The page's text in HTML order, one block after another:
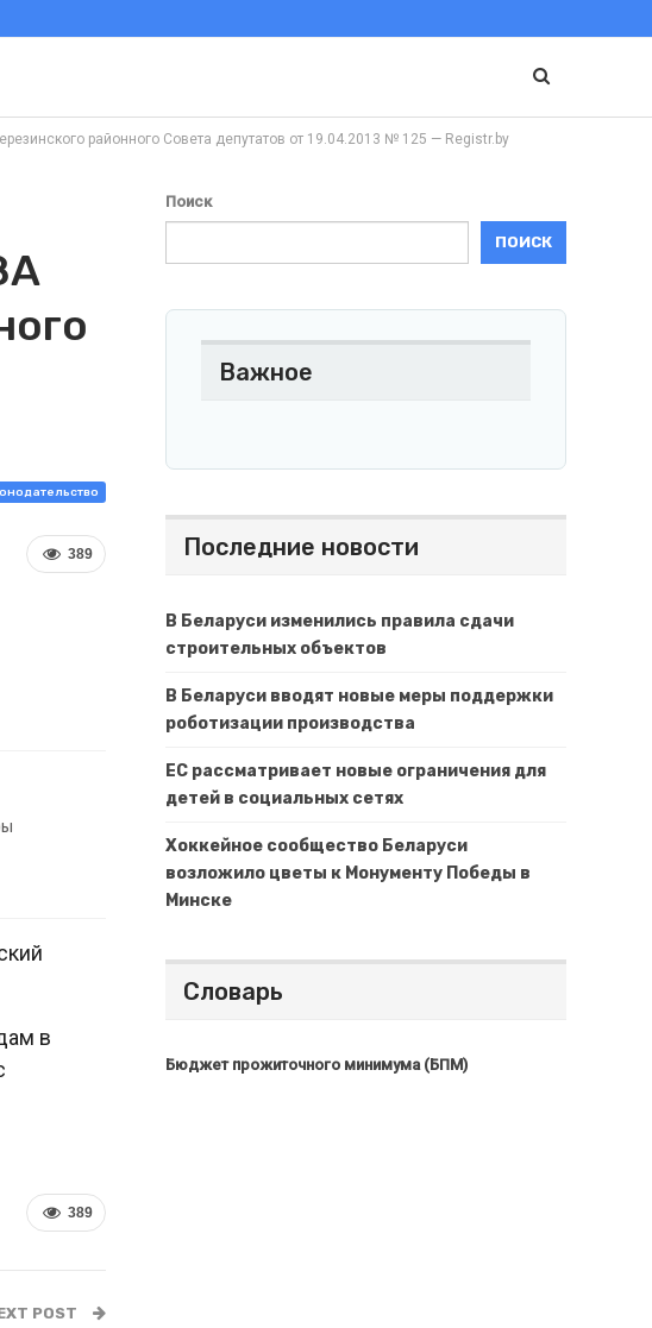
районного Совета депутатов от 19.04.2013 № 125 — Registr.by
389
в
389
POST
Поиск
ПОИСК
Важное
Последние новости
В Беларуси изменились правила сдачи
строительных объектов
В Беларуси вводят новые меры поддержки
роботизации производства
ЕС рассматривает новые ограничения для
детей в социальных сетях
Хоккейное сообщество Беларуси
возложило цветы к Монументу Победы в
Минске
Словарь
Бюджет прожиточного минимума (БПМ)